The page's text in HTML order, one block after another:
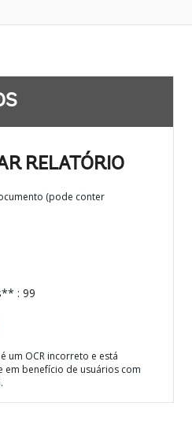
RELATÓRIO
(pode conter
: 99
um OCR incorreto e está
em benefício de usuários com